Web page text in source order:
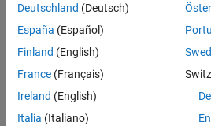
Deutschland (Deutsch)
España (Español)
Finland (English)
France (Français)
Ireland (English)
Italia (Italiano)
Antipirateria
Stato dell'applicazione
© 1994-2026 The MathWorks, Inc.